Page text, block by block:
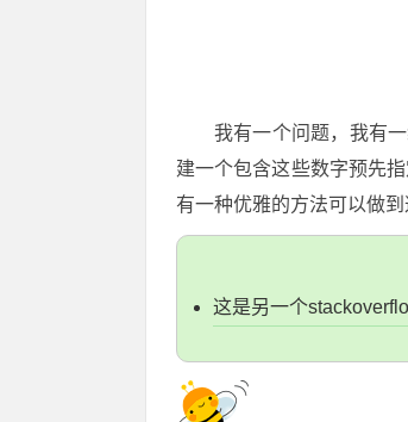
我有一个问题，我有
建一个包含这些数字预先
有一种优雅的方法可以做到
这是另一个